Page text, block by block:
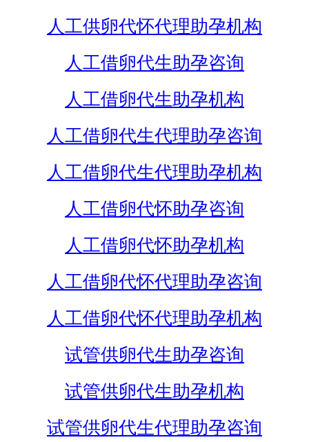
人工供卵代怀代理助孕机构
人工借卵代生助孕咨询
人工借卵代生助孕机构
人工借卵代生代理助孕咨询
人工借卵代生代理助孕机构
人工借卵代怀助孕咨询
人工借卵代怀助孕机构
人工借卵代怀代理助孕咨询
人工借卵代怀代理助孕机构
试管供卵代生助孕咨询
试管供卵代生助孕机构
试管供卵代生代理助孕咨询